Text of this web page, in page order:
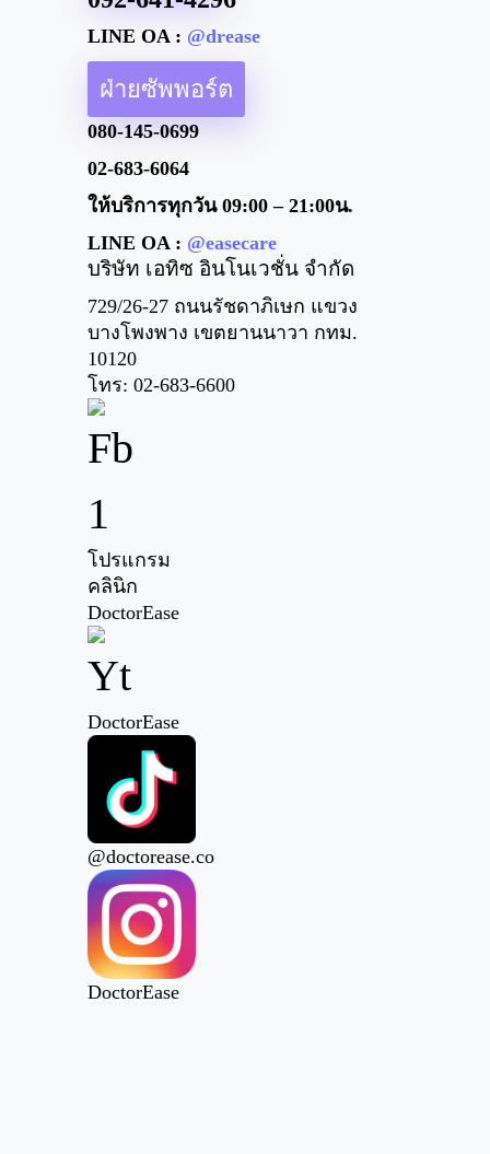
LINE OA : @drease
ฝ่ายซัพพอร์ต
080-145-0699
02-683-6064
ให้บริการทุกวัน 09:00 – 21:00น.
LINE OA : @easecare
บริษัท เอทิซ อินโนเวชั่น จำกัด
729/26-27 ถนนรัชดาภิเษก แขวง
บางโพงพาง เขตยานนาวา กทม.
10120
โทร: 02-683-6600
โปรแกรม
คลินิก
DoctorEase
DoctorEase
@doctorease.co
DoctorEase